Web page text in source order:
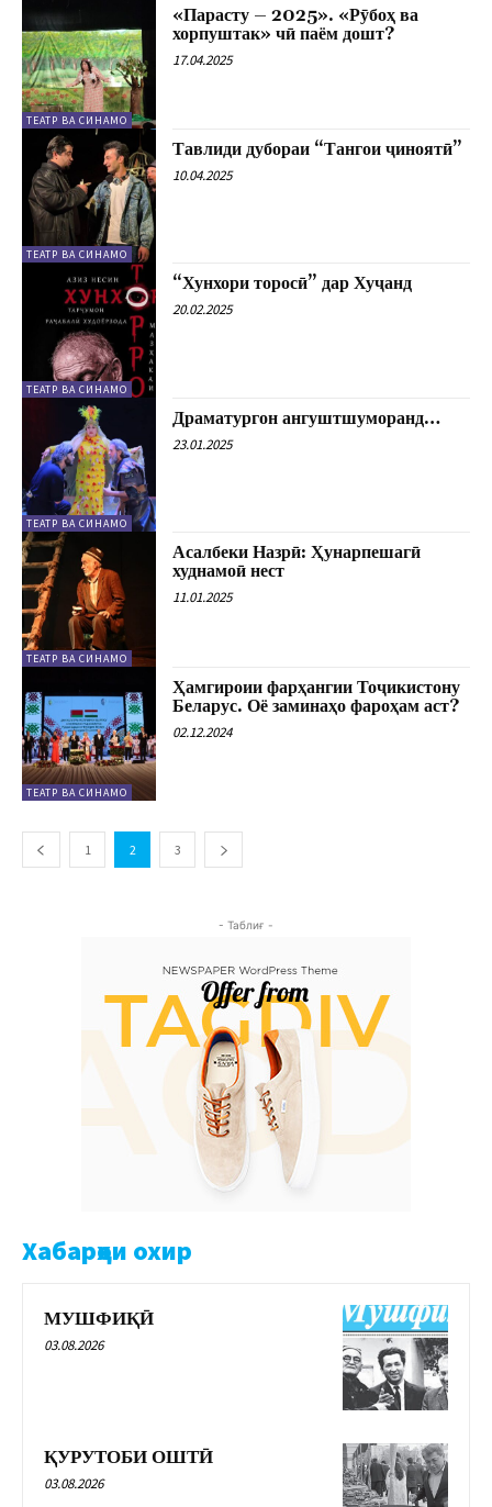
ТЕАТР ВА СИНАМО
«Парасту – 2025». «Рӯбоҳ ва
хорпуштак» чӣ паём дошт?
17.04.2025
ТЕАТР ВА СИНАМО
Тавлиди дубораи “Тангои ҷиноятӣ”
10.04.2025
ТЕАТР ВА СИНАМО
“Хунхори торосӣ” дар Хуҷанд
20.02.2025
ТЕАТР ВА СИНАМО
Драматургон ангуштшуморанд…
23.01.2025
ТЕАТР ВА СИНАМО
Асалбеки Назрӣ: Ҳунарпешагӣ
худнамоӣ нест
11.01.2025
ТЕАТР ВА СИНАМО
Ҳамгироии фарҳангии Тоҷикистону
Беларус. Оё заминаҳо фароҳам аст?
02.12.2024
1 2 3
- Таблиғ -
Хабарҳои охир
МУШФИҚӢ
03.08.2026
ҚУРУТОБИ ОШТӢ
03.08.2026